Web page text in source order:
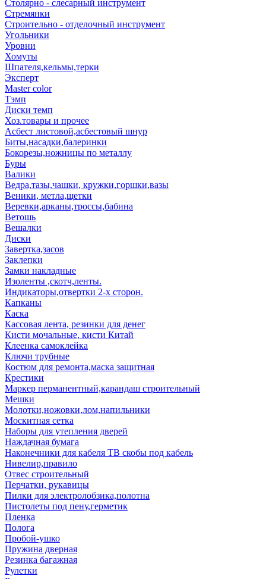
Столярно - слесарный инструмент
Стремянки
Строительно - отделочный инструмент
Угольники
Уровни
Хомуты
Шпателя,кельмы,терки
Эксперт
Master color
Тэмп
Диски темп
Хоз.товары и прочее
Асбест листовой,асбестовый шнур
Биты,насадки,балеринки
Бокорезы,ножницы по металлу
Буры
Валики
Ведра,тазы,чашки, кружки,горшки,вазы
Веники, метла,щетки
Веревки,арканы,троссы,бабина
Ветошь
Вешалки
Диски
Завертка,засов
Заклепки
Замки накладные
Изоленты ,скотч,ленты.
Индикаторы,отвертки 2-х сторон.
Капканы
Каска
Кассовая лента, резинки для денег
Кисти мочальные, кисти Китай
Клеенка самоклейка
Ключи трубные
Костюм для ремонта,маска защитная
Крестики
Маркер перманентный,карандаш строительный
Мешки
Молотки,ножовки,лом,напильники
Москитная сетка
Наборы для утепления дверей
Наждачная бумага
Наконечники для кабеля ТВ скобы под кабель
Нивелир,правило
Отвес строительный
Перчатки, рукавицы
Пилки для электролобзика,полотна
Пистолеты под пену,герметик
Пленка
Полога
Пробой-ушко
Пружина дверная
Резинка багажная
Рулетки